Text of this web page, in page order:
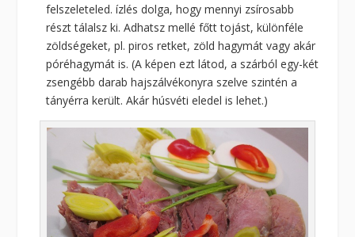
felszeleteled. ízlés dolga, hogy mennyi zsírosabb
részt tálalsz ki. Adhatsz mellé főtt tojást, különféle
zöldségeket, pl. piros retket, zöld hagymát vagy akár
póréhagymát is. (A képen ezt látod, a szárból egy-két
zsengébb darab hajszálvékonyra szelve szintén a
tányérra került. Akár húsvéti eledel is lehet.)